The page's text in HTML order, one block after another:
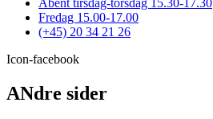
Fredag 15.00-17.00
(+45) 20 34 21 26
Icon-facebook
ANdre sider